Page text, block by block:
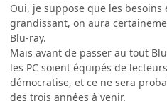
Oui, je suppose que les
grandissant, on aura
Blu-ray.
Mais avant de passer au tout
les PC soient équipés de
démocratise, et ce ne sera
des trois années à venir.